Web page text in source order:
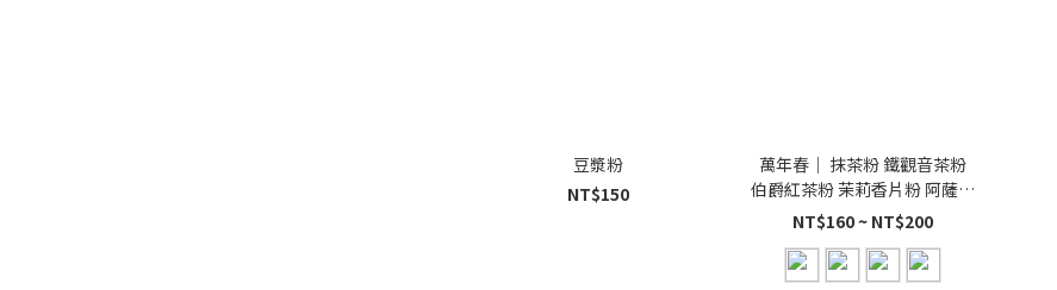
豆漿粉
NT$150
萬年春｜ 抹茶粉 鐵觀音茶粉
伯爵紅茶粉 茉莉香片粉 阿薩姆
紅茶粉
NT$160 ~ NT$200